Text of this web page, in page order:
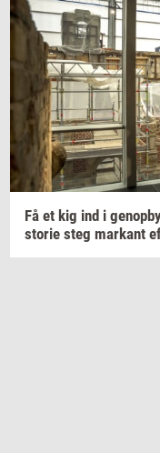
Få et kig ind i
sto­rie steg mar­kant